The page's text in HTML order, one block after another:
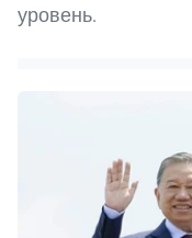
уровень.